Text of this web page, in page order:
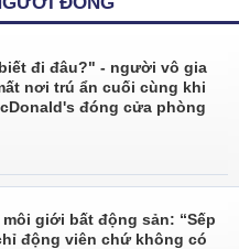
đi đâu?" - người vô gia
nơi trú ẩn cuối cùng khi
đóng cửa phòng
giới bất động sản: “Sếp
động viên chứ không có